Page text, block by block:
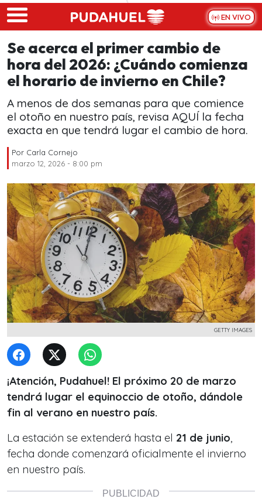
Skip to main content
EN VIVO
Se acerca el primer cambio de
hora del 2026: ¿Cuándo comienza
el horario de invierno en Chile?
A menos de dos semanas para que comience
el otoño en nuestro país, revisa AQUÍ la fecha
exacta en que tendrá lugar el cambio de hora.
Por Carla Cornejo
marzo 12, 2026 - 8:00 pm
GETTY IMAGES
¡Atención, Pudahuel! El próximo 20 de marzo
tendrá lugar el equinoccio de otoño, dándole
fin al verano en nuestro país.
La estación se extenderá hasta el 21 de junio,
fecha donde comenzará oficialmente el invierno
en nuestro país.